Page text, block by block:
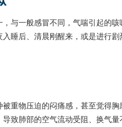
与一般感冒不同，气喘引起的
睡后、清晨刚醒来，或是进行
重物压迫的闷痛感，甚至觉得
致肺部的空气流动受阻、换气量